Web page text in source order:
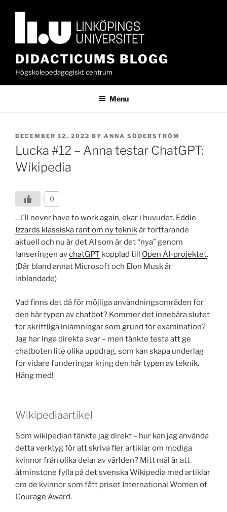
DIDACTICUMS BLOGG
Högskolepedagogiskt centrum
Menu
POSTED
ON
DECEMBER 12, 2022 BY ANNA SÖDERSTRÖM
Lucka #12 – Anna testar ChatGPT:
Wikipedia
0
…I´ll never have to work again, ekar i huvudet. Eddie
Izzards klassiska rant om ny teknikär fortfarande
aktuell och nu är det AI som är det “nya” genom
lanseringen avchatGPT kopplad till Open AI-projektet.
(Där bland annat Microsoft och Elon Musk är
inblandade)
Vad finns det då för möjliga användningsområden för
den här typen av chatbot? Kommer det innebära slutet
för skriftliga inlämningar som grund för examination?
Jag har inga direkta svar – men tänkte testa att ge
chatboten lite olika uppdrag, som kan skapa underlag
för vidare funderingar kring den här typen av teknik.
Häng med!
Wikipediaartikel
Som wikipedian tänkte jag direkt – hur kan jag använda
detta verktyg för att skriva fler artiklar om modiga
kvinnor från olika delar av världen? Mitt mål är att
åtminstone fylla på det svenska Wikipedia med artiklar
om de kvinnor som fått priset International Women of
Courage Award.